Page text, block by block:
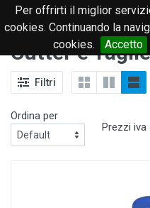
Per offrirti il miglior
cookies. Continuando la
cookies.
Accetto
Cutter e
Filtri
Ordina per
Prezzi iva